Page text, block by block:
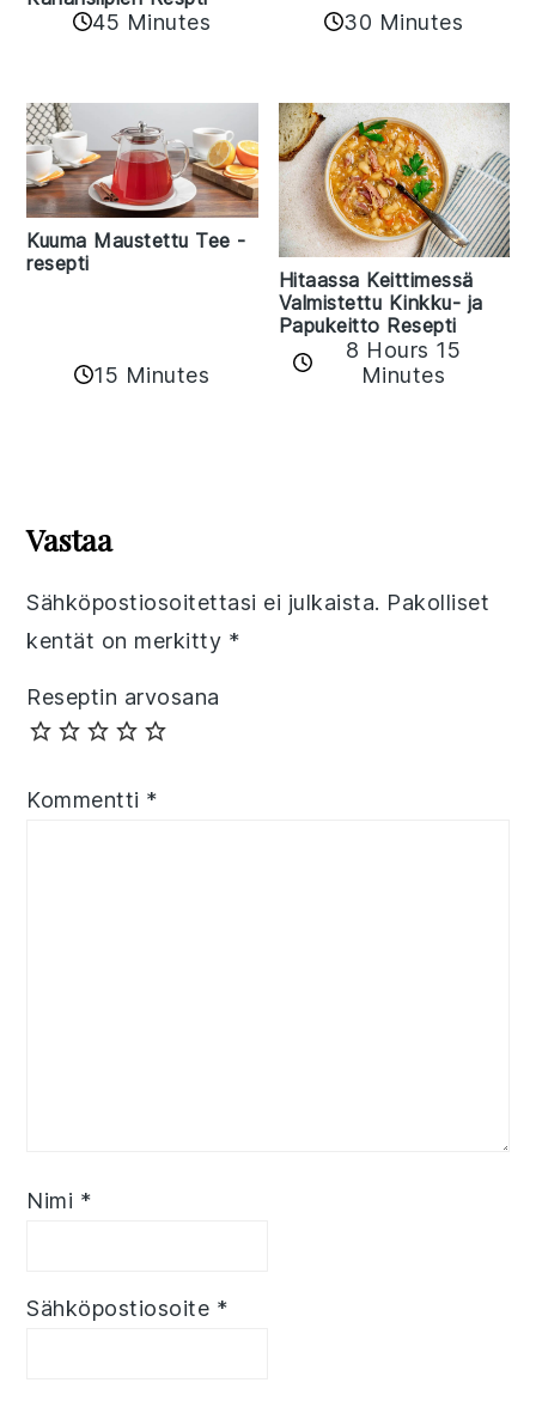
45 Minutes 30 Minutes
Kuuma Maustettu Tee -
resepti
15 Minutes
Hitaassa Keittimessä
Valmistettu Kinkku- ja
Papukeitto Resepti
8 Hours 15
Minutes
Interactions
Vastaa
Sähköpostiosoitettasi ei julkaista. Pakolliset
kentät on merkitty *
Reseptin arvosana
Kommentti *
Nimi *
Sähköpostiosoite *